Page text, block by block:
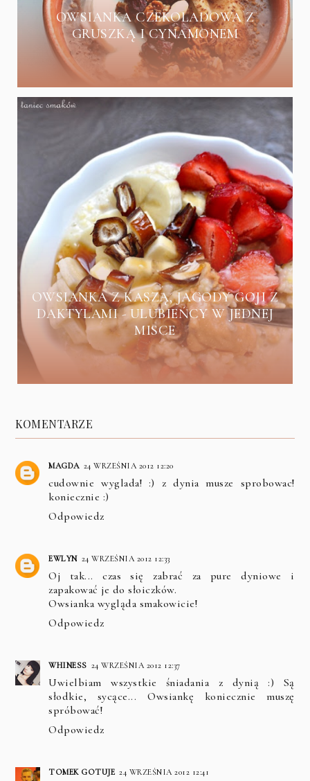
OWSIANKA CZEKOLADOWA Z
GRUSZKĄ I CYNAMONEM
OWSIANKA Z KASZĄ, JAGODY GOJI Z
DAKTYLAMI - ULUBIEŃCY W JEDNEJ
MISCE
KOMENTARZE
MAGDA 24 WRZEŚNIA 2012 12:20
cudownie wyglada! :) z dynia musze sprobowac!
koniecznie :)
Odpowiedz
EWLYN 24 WRZEŚNIA 2012 12:33
Oj tak... czas się zabrać za pure dyniowe i
zapakować je do słoiczków.
Owsianka wygląda smakowicie!
Odpowiedz
WHINESS 24 WRZEŚNIA 2012 12:37
Uwielbiam wszystkie śniadania z dynią :) Są
słodkie, sycące... Owsiankę koniecznie muszę
spróbować!
Odpowiedz
TOMEK GOTUJE 24 WRZEŚNIA 2012 12:41